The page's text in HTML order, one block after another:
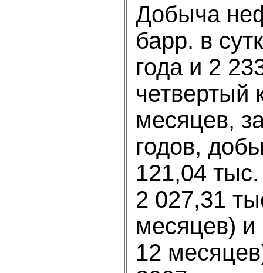
Добыча
барр. в
года и 2
четвертый
месяцев,
годов,
121,04
2 027,31
месяцев) и
12